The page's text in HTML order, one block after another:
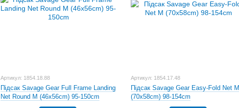
Артикул: 1854.18.88
Підсак Savage Gear Full Frame Landing
Net Round M (46х56cm) 95-150cm
Артикул: 1854.17.48
Підсак Savage Gear Easy-Fold Net M
(70x58cm) 98-154cm